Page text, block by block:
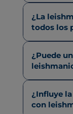
debilita.
revisiones
¿La
todos los
diferente.
convivir
signos
¿Puede
algunos
¿Influye
con